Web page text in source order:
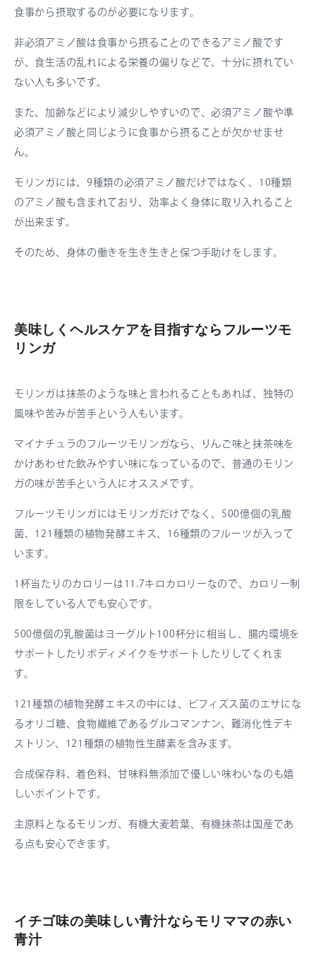
食事から摂取するのが必要になります。
非必須アミノ酸は食事から摂ることのできるアミノ酸です
が、食生活の乱れによる栄養の偏りなどで、十分に摂れてい
ない人も多いです。
また、加齢などにより減少しやすいので、必須アミノ酸や準
必須アミノ酸と同じように食事から摂ることが欠かせませ
ん。
モリンガには、9種類の必須アミノ酸だけではなく、10種類
のアミノ酸も含まれており、効率よく身体に取り入れること
が出来ます。
そのため、身体の働きを生き生きと保つ手助けをします。
美味しくヘルスケアを目指すならフルーツモ
リンガ
モリンガは抹茶のような味と言われることもあれば、独特の
風味や苦みが苦手という人もいます。
マイナチュラのフルーツモリンガなら、りんご味と抹茶味を
かけあわせた飲みやすい味になっているので、普通のモリン
ガの味が苦手という人にオススメです。
フルーツモリンガにはモリンガだけでなく、500億個の乳酸
菌、121種類の植物発酵エキス、16種類のフルーツが入って
います。
1杯当たりのカロリーは11.7キロカロリーなので、カロリー制
限をしている人でも安心です。
500億個の乳酸菌はヨーグルト100杯分に相当し、腸内環境を
サポートしたりボディメイクをサポートしたりしてくれま
す。
121種類の植物発酵エキスの中には、ビフィズス菌のエサにな
るオリゴ糖、食物繊維であるグルコマンナン、難消化性デキ
ストリン、121種類の植物性生酵素を含みます。
合成保存料、着色料、甘味料無添加で優しい味わいなのも嬉
しいポイントです。
主原料となるモリンガ、有機大麦若葉、有機抹茶は国産であ
る点も安心できます。
イチゴ味の美味しい青汁ならモリママの赤い
青汁